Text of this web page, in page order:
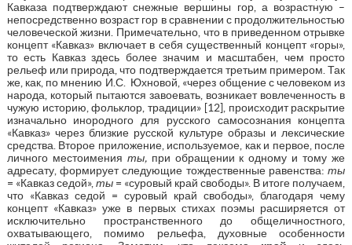
Кавказа подтверждают снежные вершины гор, а возрастную –
непосредственно возраст гор в сравнении с продолжительностью
человеческой жизни. Примечательно, что в приведенном отрывке
концепт «Кавказ» включает в себя существенный концепт «горы»,
то есть Кавказ здесь более значим и масштабен, чем просто
рельеф или природа, что подтверждается третьим примером. Так
же, как, по мнению И.С. Юхновой, «через общение с человеком из
народа, который пытаются завоевать, возникает вовлеченность в
чужую историю, фольклор, традиции» [12], происходит раскрытие
изначально инородного для русского самосознания концепта
«Кавказ» через близкие русской культуре образы и лексические
средства. Второе приложение, используемое, как и первое, после
личного местоимения ты,при обращении к одному и тому же
адресату, формирует следующие тождественные равенства:ты
= «Кавказ седой», ты= «суровый край свободы». В итоге получаем,
что «Кавказ седой = суровый край свободы», благодаря чему
концепт «Кавказ» уже в первых стихах поэмы расширяется от
исключительно пространственного до общеличностного,
охватывающего, помимо рельефа, духовные особенности